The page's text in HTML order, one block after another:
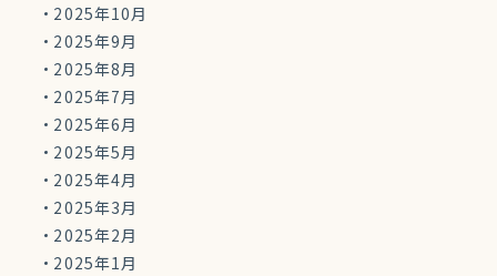
2025年10月
2025年9月
2025年8月
2025年7月
2025年6月
2025年5月
2025年4月
2025年3月
2025年2月
2025年1月